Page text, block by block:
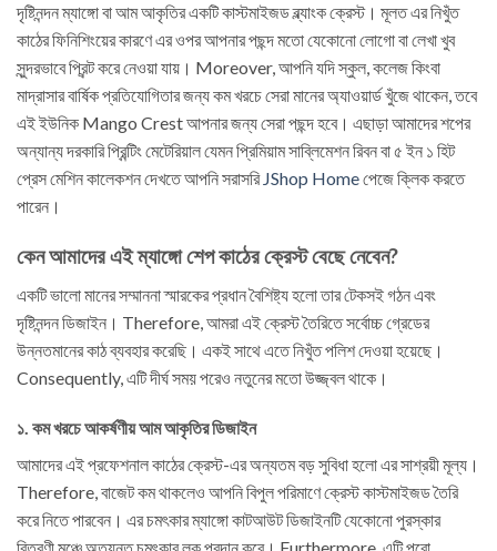
দৃষ্টিনন্দন ম্যাঙ্গো বা আম আকৃতির একটি কাস্টমাইজড ব্ল্যাংক ক্রেস্ট। মূলত এর নিখুঁত
কাঠের ফিনিশিংয়ের কারণে এর ওপর আপনার পছন্দ মতো যেকোনো লোগো বা লেখা খুব
সুন্দরভাবে প্রিন্ট করে নেওয়া যায়। Moreover, আপনি যদি স্কুল, কলেজ কিংবা
মাদ্রাসার বার্ষিক প্রতিযোগিতার জন্য কম খরচে সেরা মানের অ্যাওয়ার্ড খুঁজে থাকেন, তবে
এই ইউনিক Mango Crest আপনার জন্য সেরা পছন্দ হবে। এছাড়া আমাদের শপের
অন্যান্য দরকারি প্রিন্টিং মেটেরিয়াল যেমন প্রিমিয়াম সাব্লিমেশন রিবন বা ৫ ইন ১ হিট
প্রেস মেশিন কালেকশন দেখতে আপনি সরাসরি JShop Homeপেজে ক্লিক করতে
পারেন।
কেন আমাদের এই ম্যাঙ্গো শেপ কাঠের ক্রেস্ট বেছে নেবেন?
একটি ভালো মানের সম্মাননা স্মারকের প্রধান বৈশিষ্ট্য হলো তার টেকসই গঠন এবং
দৃষ্টিনন্দন ডিজাইন। Therefore, আমরা এই ক্রেস্ট তৈরিতে সর্বোচ্চ গ্রেডের
উন্নতমানের কাঠ ব্যবহার করেছি। একই সাথে এতে নিখুঁত পলিশ দেওয়া হয়েছে।
Consequently, এটি দীর্ঘ সময় পরেও নতুনের মতো উজ্জ্বল থাকে।
১. কম খরচে আকর্ষণীয় আম আকৃতির ডিজাইন
আমাদের এই প্রফেশনাল কাঠের ক্রেস্ট-এর অন্যতম বড় সুবিধা হলো এর সাশ্রয়ী মূল্য।
Therefore, বাজেট কম থাকলেও আপনি বিপুল পরিমাণে ক্রেস্ট কাস্টমাইজড তৈরি
করে নিতে পারবেন। এর চমৎকার ম্যাঙ্গো কাটআউট ডিজাইনটি যেকোনো পুরস্কার